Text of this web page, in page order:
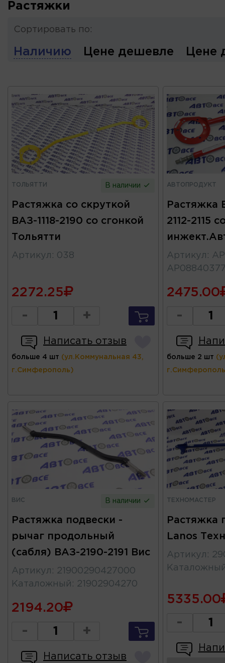
Растяжки
Сортировать по:
Наличию Цене дешевле Цене
ТОЛЬЯТТИ В наличии
Растяжка со скруткой
ВАЗ-1118-2190 со сгонкой
Тольятти
Артикул : 038
2272.25
- +
Написать отзыв
больше 4 шт (ул.Коммунальная 43,
г.Симферополь)
АВТОПРОДУКТ
Растяжка
2112-2115
Артикул :
2475.00
-
больше 2 шт
ВИС В наличии
Растяжка подвески -
рычаг продольный
(сабля) ВАЗ-2190-2191 Вис
Артикул : 21900290427000
Каталожный : 21902904270
2194.20
- +
Написать отзыв
ТЕХНОМАСТЕР
Растяжка
Lanos
Артикул :
5335.00
-